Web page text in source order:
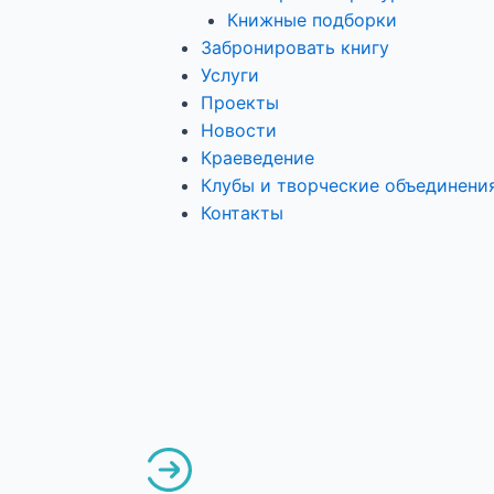
Книжные подборки
Забронировать книгу
Услуги
Проекты
Новости
Краеведение
Клубы и творческие
Контакты